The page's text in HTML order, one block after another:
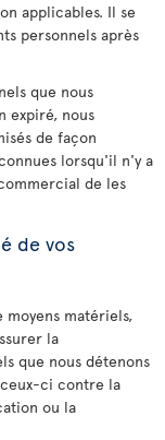
applicables. Il se
personnels après
que nous
expiré, nous
de façon
lorsqu'il n'y a
de les
de vos
moyens matériels,
la
que nous détenons
ci contre la
ou la